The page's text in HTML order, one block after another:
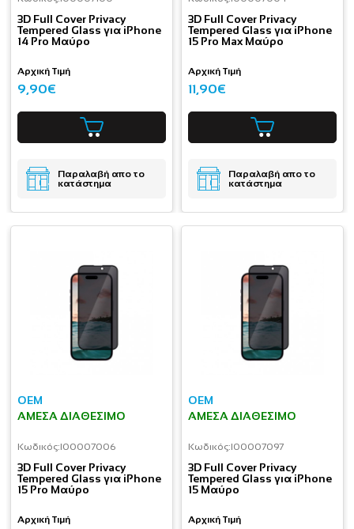
3D Full Cover Privacy
Tempered Glass για iPhone
14 Pro Μαύρο
Αρχική Τιμή
9,90€
Παραλαβή απο το
κατάστημα
3D Full Cover Privacy
Tempered Glass για iPhone
15 Pro Max Μαύρο
Αρχική Τιμή
11,90€
Παραλαβή απο το
κατάστημα
OEM
ΆΜΕΣΑ ΔΙΑΘΈΣΙΜΟ
Κωδικός:I00007006
3D Full Cover Privacy
Tempered Glass για iPhone
15 Pro Μαύρο
Αρχική Τιμή
OEM
ΆΜΕΣΑ ΔΙΑΘΈΣΙΜΟ
Κωδικός:I00007097
3D Full Cover Privacy
Tempered Glass για iPhone
15 Μαύρο
Αρχική Τιμή